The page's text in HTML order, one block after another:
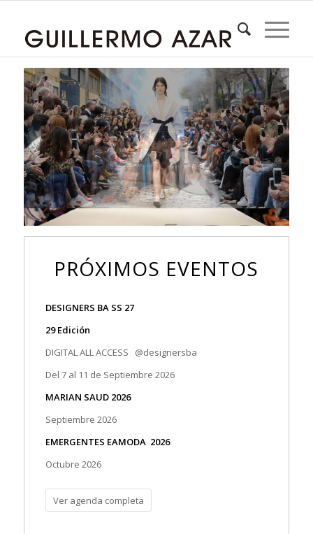
PRÓXIMOS EVENTOS
29 Edición
DIGITAL ALL ACCESS @designersba
Del 7 al 11 de Septiembre 2026
MARIAN SAUD 2026
Septiembre 2026
EMERGENTES EAMODA 2026
Octubre 2026